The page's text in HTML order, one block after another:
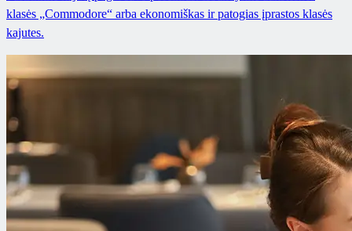
klasės „Commodore“ arba ekonomiškas ir patogias įprastos klasės
kajutes.